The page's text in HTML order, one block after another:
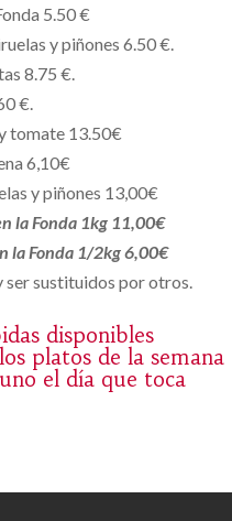
5.50 €
y piñones 6.50 €.
8.75 €.
€.
tomate 13.50€
6,10€
y piñones 13,00€
la Fonda 1kg 11,00€
la Fonda 1/2kg 6,00€
ser sustituidos por otros.
disponibles
platos de la semana
el día que toca